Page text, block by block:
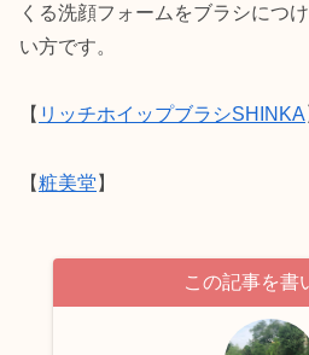
くる洗顔フォームをブラシにつ
い方です。
【 リッチホイップブラシSHINKA
【粧美堂 】
この記事を書